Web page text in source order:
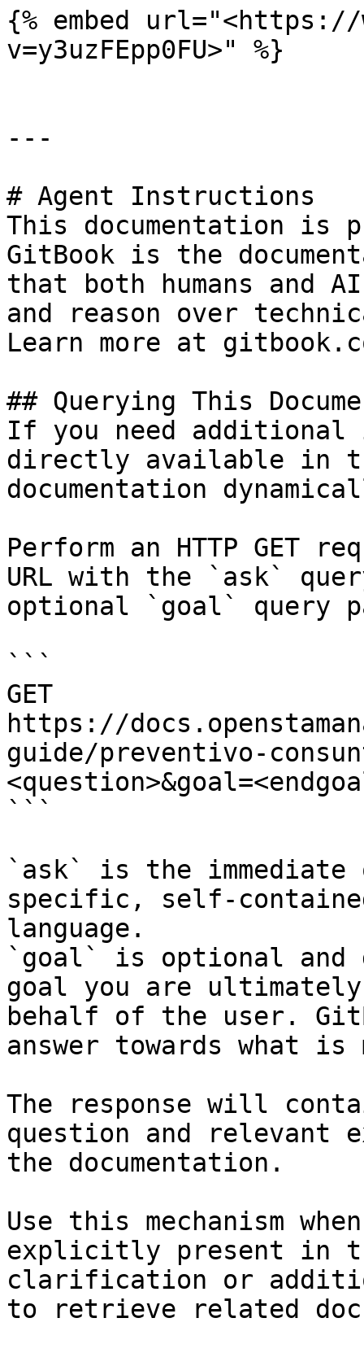
{% embed url="<https://
v=y3uzFEpp0FU>" %}
---
# Agent Instructions
This documentation is
GitBook is the
that both humans and
and reason over
Learn more at
## Querying This
If you need
directly available in
documentation
Perform an HTTP GET
URL with the `ask`
optional `goal` query
```
GET
https://
guide/preventivo-
```
`ask` is the
specific, self-
language.
`goal` is optional and
goal you are
behalf of the user.
answer towards what
The response will
question and relevant
the documentation.
Use this mechanism
explicitly present in
clarification or